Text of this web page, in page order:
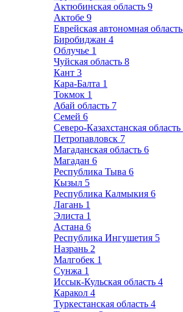
Актюбинская область 9
Актобе 9
Еврейская автономная область
Биробиджан 4
Облучье 1
Чуйская область 8
Кант 3
Кара-Балта 1
Токмок 1
Абай область 7
Семей 6
Северо-Казахстанская область
Петропавловск 7
Магаданская область 6
Магадан 6
Республика Тыва 6
Кызыл 5
Республика Калмыкия 6
Лагань 1
Элиста 1
Астана 6
Республика Ингушетия 5
Назрань 2
Малгобек 1
Сунжа 1
Иссык-Кульская область 4
Каракол 4
Туркестанская область 4